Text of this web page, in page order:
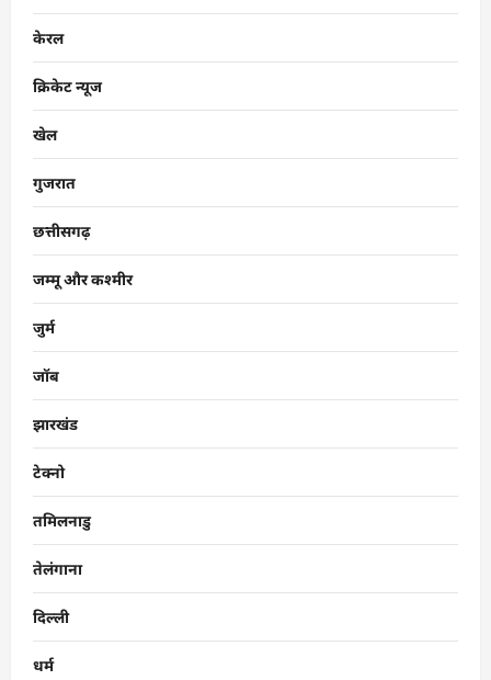
केरल
क्रिकेट न्यूज
खेल
गुजरात
छत्तीसगढ़
जम्मू और कश्मीर
जुर्म
जॉब
झारखंड
टेक्नो
तमिलनाडु
तेलंगाना
दिल्ली
धर्म